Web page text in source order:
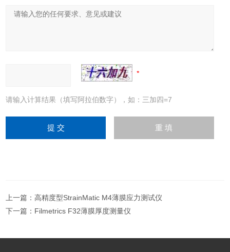
请输入计算结果（填写阿拉伯数字），如：三加四=7
上一篇：高精度型StrainMatic M4薄膜应力测试仪
下一篇： Filmetrics F32薄膜厚度测量仪